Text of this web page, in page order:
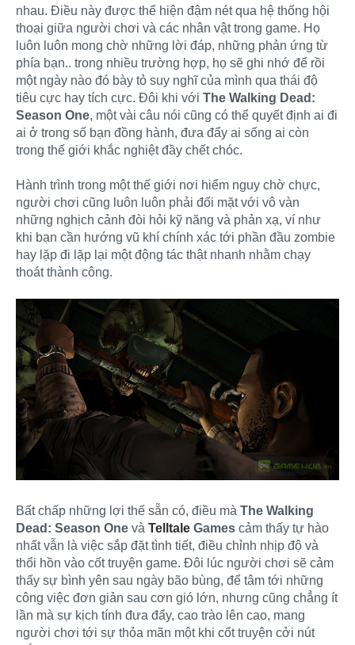
nhau. Điều này được thể hiện đậm nét qua hệ thống hội
thoại giữa người chơi và các nhân vật trong game. Họ
luôn luôn mong chờ những lời đáp, những phản ứng từ
phía bạn.. trong nhiều trường hợp, họ sẽ ghi nhớ để rồi
một ngày nào đó bày tỏ suy nghĩ của mình qua thái độ
tiêu cực hay tích cực. Đôi khi với The Walking Dead:
Season One, một vài câu nói cũng có thể quyết định ai đi
ai ở trong số bạn đồng hành, đưa đẩy ai sống ai còn
trong thế giới khắc nghiệt đầy chết chóc.
Hành trình trong một thế giới nơi hiểm nguy chờ chực,
người chơi cũng luôn luôn phải đối mặt với vô vàn
những nghịch cảnh đòi hỏi kỹ năng và phản xạ, ví như
khi bạn cần hướng vũ khí chính xác tới phần đầu zombie
hay lặp đi lặp lại một động tác thật nhanh nhằm chạy
thoát thành công.
Bất chấp những lợi thế sẵn có, điều mà The Walking
Dead: Season One và Telltale Games cảm thấy tự hào
nhất vẫn là việc sắp đặt tình tiết, điều chỉnh nhịp độ và
thổi hồn vào cốt truyện game. Đôi lúc người chơi sẽ cảm
thấy sự bình yên sau ngày bão bùng, để tâm tới những
công việc đơn giản sau cơn gió lớn, nhưng cũng chẳng ít
lần mà sự kịch tính đưa đẩy, cao trào lên cao, mang
người chơi tới sự thỏa mãn một khi cốt truyện cởi nút